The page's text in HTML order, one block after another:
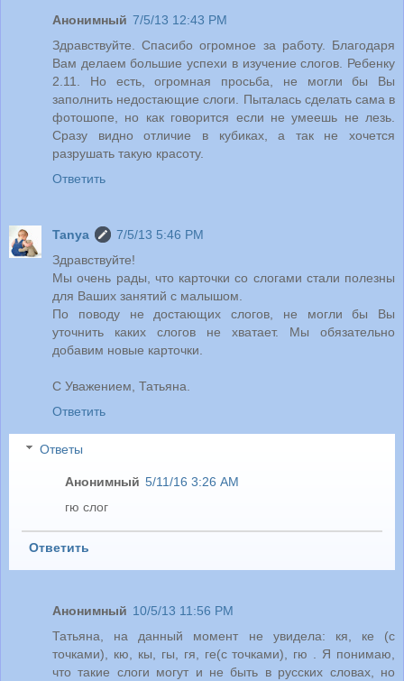
Анонимный 7/5/13 12:43 PM
Здравствуйте. Спасибо огромное за работу. Благодаря
Вам делаем большие успехи в изучение слогов. Ребенку
2.11. Но есть, огромная просьба, не могли бы Вы
заполнить недостающие слоги. Пыталась сделать сама в
фотошопе, но как говорится если не умеешь не лезь.
Сразу видно отличие в кубиках, а так не хочется
разрушать такую красоту.
Ответить
Tanya
7/5/13 5:46 PM
Здравствуйте!
Мы очень рады, что карточки со слогами стали полезны
для Ваших занятий с малышом.
По поводу не достающих слогов, не могли бы Вы
уточнить каких слогов не хватает. Мы обязательно
добавим новые карточки.
С Уважением, Татьяна.
Ответить
Ответы
Анонимный 5/11/16 3:26 AM
гю слог
Ответить
Анонимный 10/5/13 11:56 PM
Татьяна, на данный момент не увидела: кя, ке (с
точками), кю, кы, гы, гя, ге(с точками), гю . Я понимаю,
что такие слоги могут и не быть в русских словах, но